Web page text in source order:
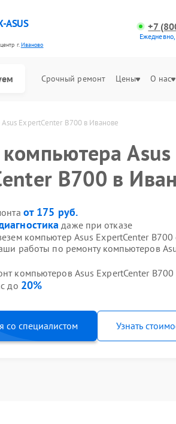
ASUS
г.Иваново
+7
Срочный ремонт Цены О нас
ExpertCenter B700 в Иванове
Asus
B700 в
от 175 руб.
даже при отказе
компьютер Asus ExpertCenter B700
работы по ремонту компьютеров
компьютеров Asus ExpertCenter B700
до 20%
со специалистом Узнать